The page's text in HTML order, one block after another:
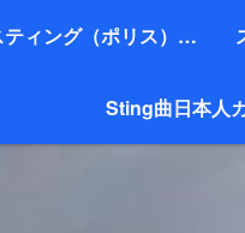
スティング（ポリス）名曲２０選（代表作）
Sting曲日本人